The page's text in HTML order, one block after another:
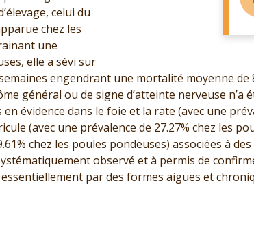
celui du
chez les
une
elle a sévi sur
engendrant une mortalité moyenne de
général ou de signe d’atteinte nerveuse n’a
évidence dans le foie et la rate (avec une
(avec une prévalence de 27.27% chez les
chez les poules pondeuses) associées à
observé et à permis de
par des formes aigues et